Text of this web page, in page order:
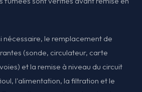
nécessaire, le remplacement de
(sonde, circulateur, carte
et la remise à niveau du circuit
l'alimentation, la filtration et le